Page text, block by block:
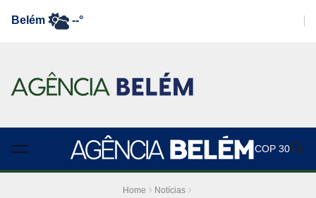
Belém --°
COP 30
Home
Notícias